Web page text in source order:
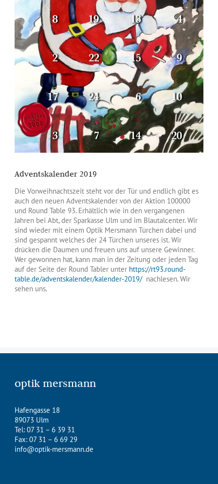
Adventskalender 2019
Die Vorweihnachtszeit steht vor der Tür und endlich gibt es
auch den neuen Adventskalender von der Aktion 100000
und Round Table 93. Erhältlich wie in den vergangenen
Jahren bei Abt, der Sparkasse Ulm und im Blautalcenter. Wir
sind wieder mit einem Optik Mersmann Türchen dabei und
sind gespannt welches der 24 Türchen unseres ist. Wir
drücken die Daumen und freuen uns auf unsere Gewinner.
Wer gewonnen hat, kann man in der Zeitung oder jeden Tag
auf der Seite der Round Tabler unter https://rt93.round-
table.de/adventskalender/kalender-2019/nachlesen. Wir
sehen uns.
optik mersmann
Hafengasse 18
89073 Ulm
Tel: 07 31 – 6 39 31
Fax: 07 31 – 6 69 29
info@optik-mersmann.de